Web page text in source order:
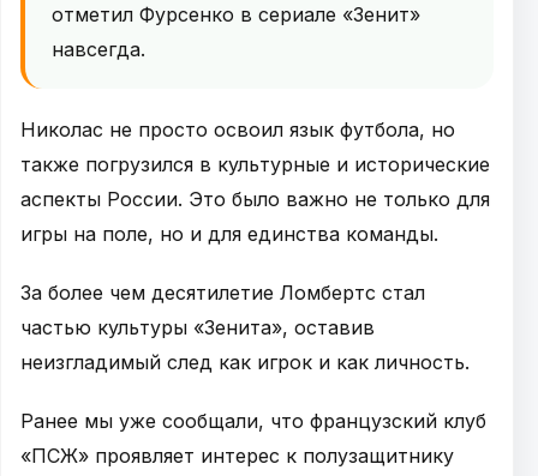
отметил Фурсенко в сериале «Зенит»
навсегда.
Николас не просто освоил язык футбола, но
также погрузился в культурные и исторические
аспекты России. Это было важно не только для
игры на поле, но и для единства команды.
За более чем десятилетие Ломбертс стал
частью культуры «Зенита», оставив
неизгладимый след как игрок и как личность.
Ранее мы уже сообщали, что французский клуб
«ПСЖ» проявляет интерес к полузащитнику